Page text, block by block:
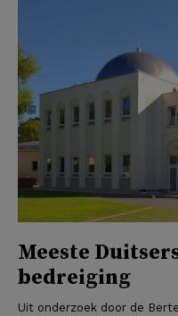
Meeste
bedreiging
Uit onderzoek door de